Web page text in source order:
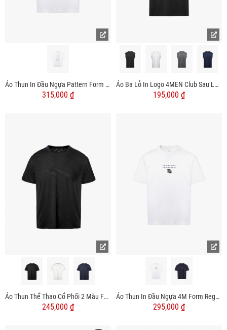
Áo Thun In Đầu Ngựa Pattern Form Regular AT183
315,000 ₫
Áo Ba Lỗ In Logo 4MEN Club Sau Lưng Form Regular AT179
195,000 ₫
Áo Thun Thể Thao Cổ Phối 2 Màu Form Regular AT176
245,000 ₫
Áo Thun In Đầu Ngựa 4M Form Regular AT185
295,000 ₫